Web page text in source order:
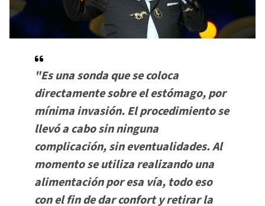
"Es una sonda que se coloca
directamente sobre el estómago, por
mínima invasión. El procedimiento se
llevó a cabo sin ninguna
complicación, sin eventualidades. Al
momento se utiliza realizando una
alimentación por esa vía, todo eso
con el fin de dar confort y retirar la